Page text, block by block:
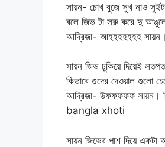
সায়ন- চোখ বুজে সুখ নাও
বলে জিভ টা সরু করে দু আঙুলে
আদ্রিজা- আহহহহহহহ
সায়ন জিভ ঢুকিয়ে দিয়েই
কিভাবে গুদের দেওয়াল গুলো
আদ্রিজা- উফফফফফ সায়ন।
bangla xhoti
সায়ন জিভের পাশ দিয়ে